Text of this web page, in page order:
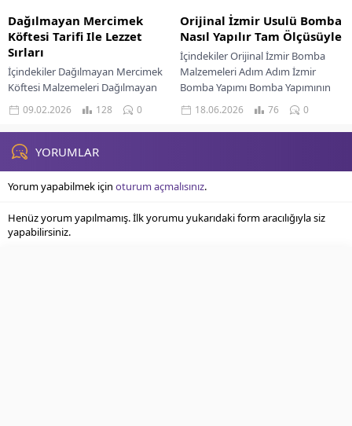
Dağılmayan Mercimek
Köftesi Tarifi Ile Lezzet
Sırları
İçindekiler Dağılmayan Mercimek
Köftesi Malzemeleri Dağılmayan
Mercimek Köftesi Nasıl Yapılır? Püf
Noktaları Servis Önerisi Mercimek
köftesi, Türk mutfağının en
sevilen...
09.02.2026 128 0
Orijinal İzmir Usulü Bomba
Nasıl Yapılır Tam Ölçüsüyle
İçindekiler Orijinal İzmir Bomba
Malzemeleri Adım Adım İzmir
Bomba Yapımı Bomba Yapımının
Püf Noktaları İzmir Bomba Servis
Önerileri İzmir’in kalbinden...
18.06.2026 76 0
YORUMLAR
Yorum yapabilmek için oturum açmalısınız.
Henüz yorum yapılmamış. İlk yorumu yukarıdaki form aracılığıyla siz
yapabilirsiniz.